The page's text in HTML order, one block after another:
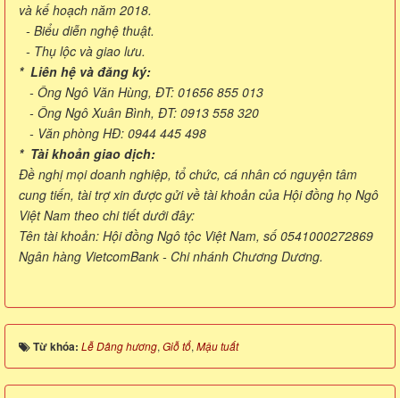
và kế hoạch năm 2018.
- Biểu diễn nghệ thuật.
- Thụ lộc và giao lưu.
* Liên hệ và đăng ký:
- Ông Ngô Văn Hùng, ĐT: 01656 855 013
- Ông Ngô Xuân Bình, ĐT: 0913 558 320
- Văn phòng HĐ: 0944 445 498
* Tài khoản giao dịch:
Đề nghị mọi doanh nghiệp, tổ chức, cá nhân có nguyện tâm
cung tiến, tài trợ xin được gửi về tài khoản của Hội đồng họ Ngô
Việt Nam theo chi tiết dưới đây:
Tên tài khoản: Hội đồng Ngô tộc Việt Nam, số 0541000272869
Ngân hàng VietcomBank - Chi nhánh Chương Dương.
Từ khóa: Lễ Dâng hương, Giỗ tổ, Mậu tuất